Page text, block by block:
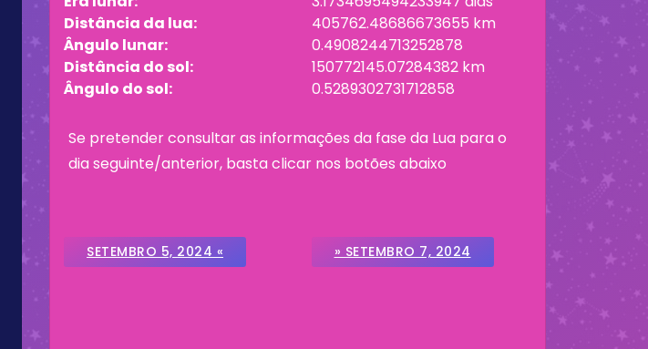
Distância da lua:
405762.48686673655 km
Ângulo lunar:
0.4908244713252878
Distância do sol:
150772145.07284382 km
Ângulo do sol:
0.5289302731712858
Se pretender consultar as informações da fase da Lua para o
dia seguinte/anterior, basta clicar nos botões abaixo
SETEMBRO 5, 2024 « » SETEMBRO 7, 2024